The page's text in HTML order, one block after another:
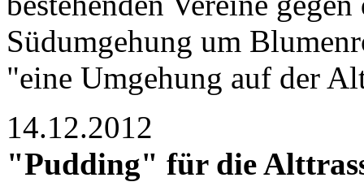
Südumgehung um
"eine Umgehung auf der
14.12.2012
"Pudding" für die